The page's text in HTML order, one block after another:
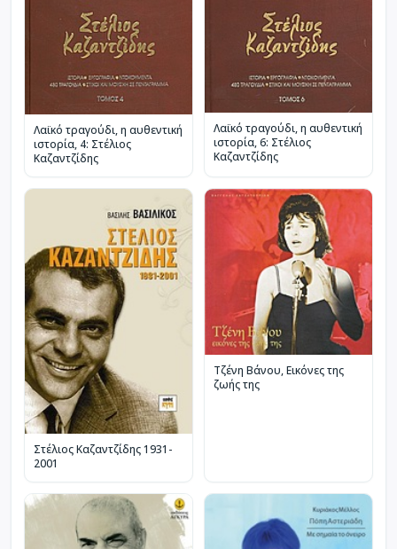
Λαϊκό τραγούδι, η αυθεντική
ιστορία, 4: Στέλιος
Καζαντζίδης
Λαϊκό τραγούδι, η αυθεντική
ιστορία, 6: Στέλιος
Καζαντζίδης
Στέλιος Καζαντζίδης 1931-
2001
Τζένη Βάνου, Εικόνες της
ζωής της